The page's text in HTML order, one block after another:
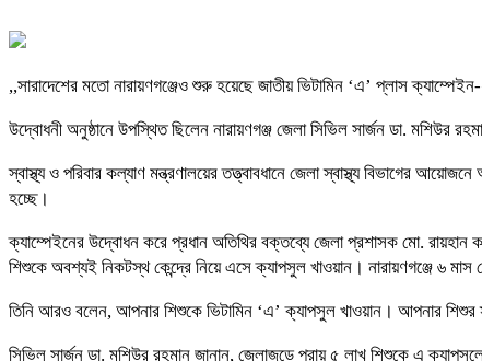
,,সারাদেশের মতো নারায়ণগঞ্জেও শুরু হয়েছে জাতীয় ভিটামিন ‘এ’ প্লাস
উদ্বোধনী অনুষ্ঠানে উপস্থিত ছিলেন নারায়ণগঞ্জ জেলা সিভিল সার্জন ডা. মশিউর
স্বাস্থ্য ও পরিবার কল্যাণ মন্ত্রণালয়ের তত্ত্বাবধানে জেলা স্বাস্থ্য বিভাগের
হচ্ছে।
ক্যাম্পেইনের উদ্বোধন করে প্রধান অতিথির বক্তব্যে জেলা প্রশাসক মো.
শিশুকে অবশ্যই নিকটস্থ কেন্দ্রে নিয়ে এসে ক্যাপসুল খাওয়ান। নারায়ণগঞ্জে ৬
তিনি আরও বলেন, আপনার শিশুকে ভিটামিন ‘এ’ ক্যাপসুল খাওয়ান। আপনার শিশুর
সিভিল সার্জন ডা. মশিউর রহমান জানান, জেলাজুড়ে প্রায় ৫ লাখ শিশুকে এ